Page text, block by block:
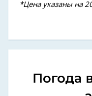
*Цена указаны на
Погода